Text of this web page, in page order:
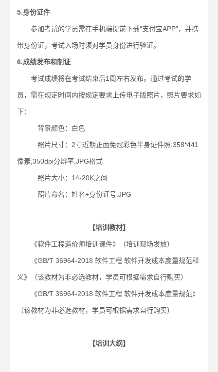
5.身份证件
参加考试的学员需在手机端提前下载“支付宝APP”，并携
带身份证，考试入场时须对学员身份进行验证。
6.成绩发布和制证
考试成绩将在考试结束后1周左右发布。通过考试的学
员，需在规定时间内按规定要求上传电子版照片，照片要求如
下：
背景颜色：白色
照片尺寸：2寸近期正面免冠彩色半身证件照;358*441
像素,350dpi分辨率,JPG格式
照片大小：14-20K之间
照片命名：姓名+身份证号.JPG
【培训教材】
《软件工程造价师培训课件》（培训现场发放）
《GB/T 36964-2018 软件工程 软件开发成本度量规范释
义》（该教材为非必选教材，学员可根据需求自行购买）
《GB/T 36964-2018 软件工程 软件开发成本度量规范》
（该教材为非必选教材，学员可根据需求自行购买）
【培训大纲】